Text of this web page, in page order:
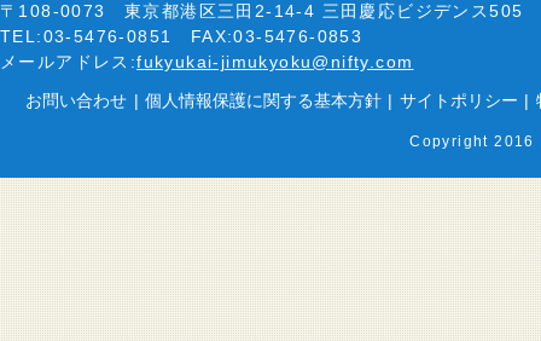
〒108-0073 東京都港区三田2-14-4 三田慶応ビジデンス505
TEL:03-5476-0851 FAX:03-5476-0853
メールアドレス:fukyukai-jimukyoku@nifty.com
お問い合わせ | 個人情報保護に関する基本方針 | サイトポリシー |
Copyright 2016